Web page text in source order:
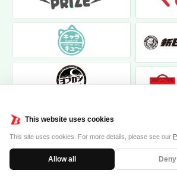
This website uses cookies
This site uses cookies. For more details, please see our
Allow all Deny